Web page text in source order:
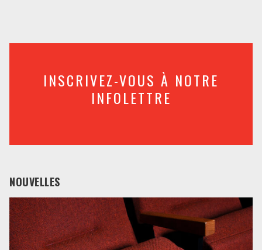
INSCRIVEZ-VOUS À NOTRE
INFOLETTRE
NOUVELLES